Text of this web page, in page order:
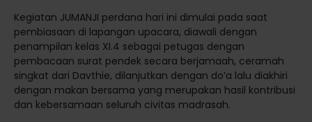
Kegiatan JUMANJI perdana hari ini dimulai pada saat
pembiasaan di lapangan upacara, diawali dengan
penampilan kelas XI.4 sebagai petugas dengan
pembacaan surat pendek secara berjamaah, ceramah
singkat dari Davthie, dilanjutkan dengan do’a lalu diakhiri
dengan makan bersama yang merupakan hasil kontribusi
dan kebersamaan seluruh civitas madrasah.